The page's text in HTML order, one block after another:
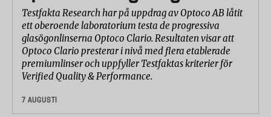
Testfakta Research har på uppdrag av Optoco AB låtit
ett oberoende laboratorium testa de progressiva
glasögonlinserna Optoco Clario. Resultaten visar att
Optoco Clario presterar i nivå med flera etablerade
premiumlinser och uppfyller Testfaktas kriterier för
Verified Quality & Performance.
7 AUGUSTI